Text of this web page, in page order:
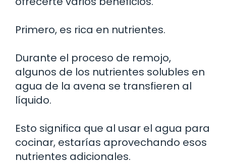
Primero, es rica en nutrientes.
Durante el proceso de remojo,
algunos de los nutrientes solubles en
agua de la avena se transfieren al
líquido.
Esto significa que al usar el agua para
cocinar, estarías aprovechando esos
nutrientes adicionales.